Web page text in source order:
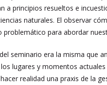
a principios resueltos e
naturales. El observar
para abordar
seminario era la misma que
lugares y momentos
realidad una praxis de la